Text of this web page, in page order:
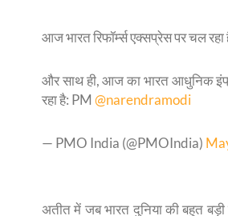
आज भारत रिफॉर्म्स एक्सप्रेस पर चल रहा
और साथ ही, आज का भारत आधुनिक
रहा है: PM @narendramodi
— PMO India (@PMOIndia)
अतीत में जब भारत दुनिया की बहुत